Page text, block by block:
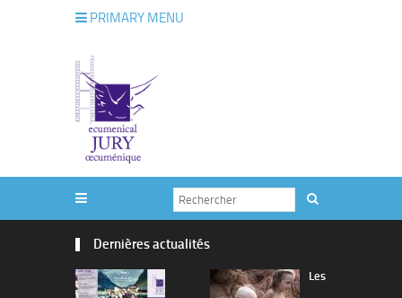
PRIMARY MENU
Dernières actualités
Les